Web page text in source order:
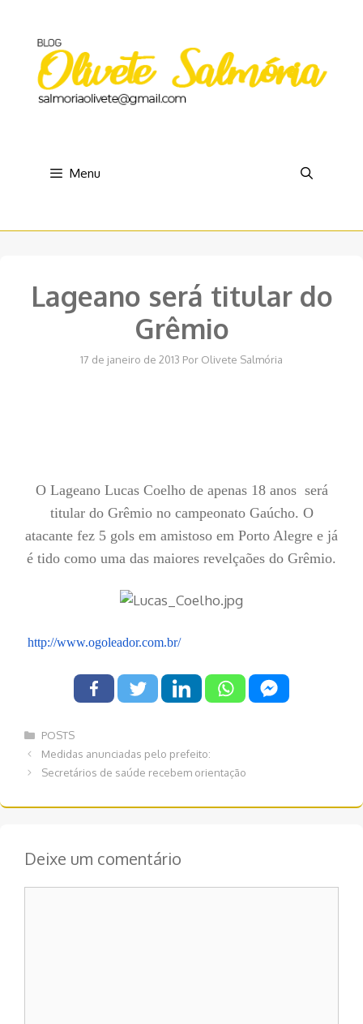
conteúdo
Menu
Lageano será titular do
Grêmio
17 de janeiro de 2013 Por Olivete Salmória
O Lageano Lucas Coelho de apenas 18 anos será
titular do Grêmio no campeonato Gaúcho. O
atacante fez 5 gols em amistoso em Porto Alegre e já
é tido como uma das maiores revelçaões do Grêmio.
http://www.ogoleador.com.br/
Categorias
POSTS
Navegação
de
Medidas anunciadas pelo prefeito:
Secretários de saúde recebem orientação
Deixe um comentário